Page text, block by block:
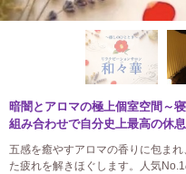
暗闇とアロマの極上個室空間～
組み合わせで自分史上最高の休
五感を癒やすアロマの香りに包ま
た疲れを解きほぐします。人気